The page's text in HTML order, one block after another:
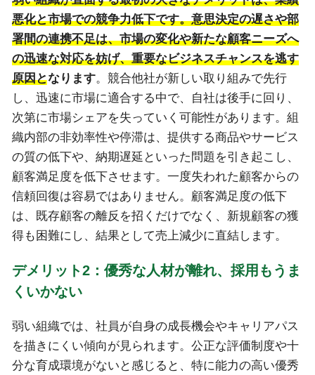
悪化と市場での競争力低下です。意思決定の遅さや部
署間の連携不足は、市場の変化や新たな顧客ニーズへ
の迅速な対応を妨げ、重要なビジネスチャンスを逃す
原因となります。競合他社が新しい取り組みで先行
し、迅速に市場に適合する中で、自社は後手に回り、
次第に市場シェアを失っていく可能性があります。組
織内部の非効率性や停滞は、提供する商品やサービス
の質の低下や、納期遅延といった問題を引き起こし、
顧客満足度を低下させます。一度失われた顧客からの
信頼回復は容易ではありません。顧客満足度の低下
は、既存顧客の離反を招くだけでなく、新規顧客の獲
得も困難にし、結果として売上減少に直結します。
デメリット2：優秀な人材が離れ、採用もうま
くいかない
弱い組織では、社員が自身の成長機会やキャリアパス
を描きにくい傾向が見られます。公正な評価制度や十
分な育成環境がないと感じると、特に能力の高い優秀